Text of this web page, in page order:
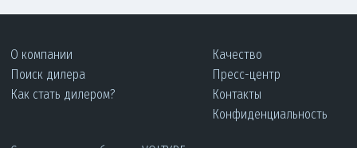
О компании
Поиск дилера
Как стать дилером?
Качество
Пресс-центр
Контакты
Конфиденциальность